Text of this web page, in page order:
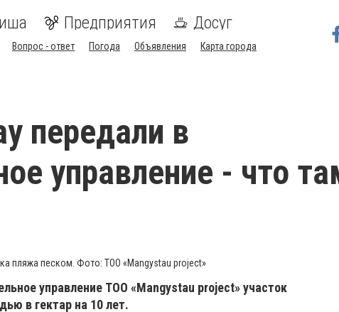
Предприятия Досуг
Вопрос - ответ Погода Объявления Карта города
передали в
управление - что
пляжа песком. Фото: ТОО «Mangystau project»
управление ТОО «Mangystau project» участок
в гектар на 10 лет.